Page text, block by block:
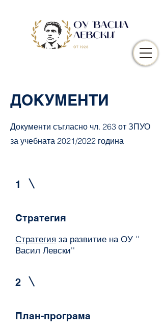
ДОКУМЕНТИ
Документи съгласно чл. 263 от ЗПУО
за учебната 2021/2022 година
1
Стратегия
Стратегия за развитие на ОУ ''
Васил Левски''
2
План-програма